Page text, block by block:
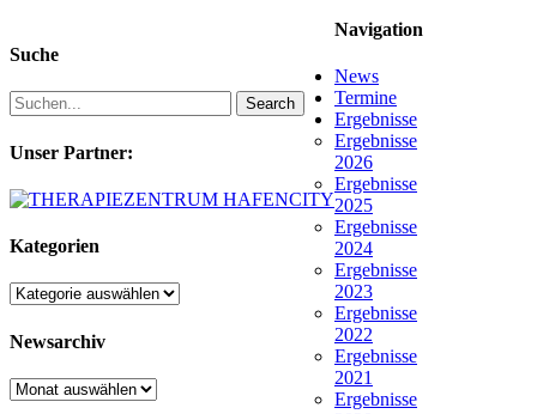
Suche
Search
Unser Partner:
Kategorien
Kategorien
Newsarchiv
Newsarchiv
Navigation
News
Termine
Ergebnisse
Ergebnisse
2026
Ergebnisse
2025
Ergebnisse
2024
Ergebnisse
2023
Ergebnisse
2022
Ergebnisse
2021
Ergebnisse